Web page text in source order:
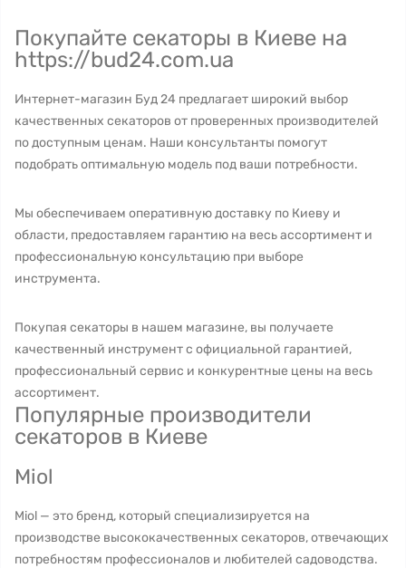
Покупайте секаторы в Киеве на
https://bud24.com.ua
Интернет-магазин Буд 24 предлагает широкий выбор
качественных секаторов от проверенных производителей
по доступным ценам. Наши консультанты помогут
подобрать оптимальную модель под ваши потребности.
Мы обеспечиваем оперативную доставку по Киеву и
области, предоставляем гарантию на весь ассортимент и
профессиональную консультацию при выборе
инструмента.
Покупая секаторы в нашем магазине, вы получаете
качественный инструмент с официальной гарантией,
профессиональный сервис и конкурентные цены на весь
ассортимент.
Популярные производители
секаторов в Киеве
Miol
Miol — это бренд, который специализируется на
производстве высококачественных секаторов, отвечающих
потребностям профессионалов и любителей садоводства.